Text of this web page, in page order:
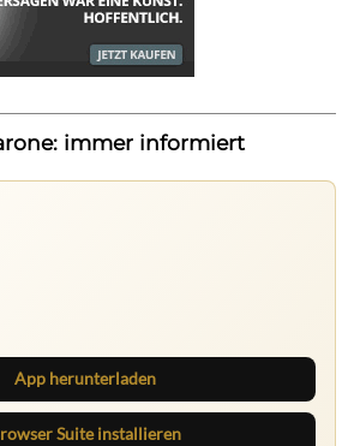
immer informiert
App herunterladen
Suite installieren